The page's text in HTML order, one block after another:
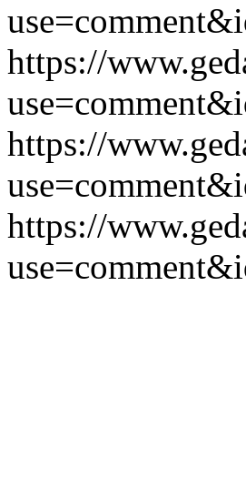
https://
https://
https://